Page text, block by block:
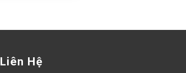
Liên Hệ